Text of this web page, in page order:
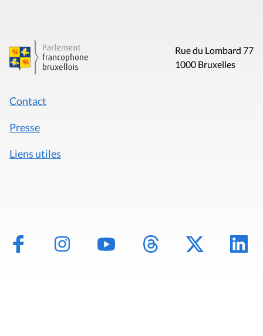
Rue du Lombard 77
1000 Bruxelles
Contact
Presse
Liens utiles